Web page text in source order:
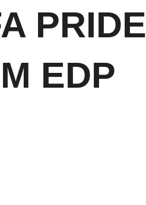
PRIDE
EDP